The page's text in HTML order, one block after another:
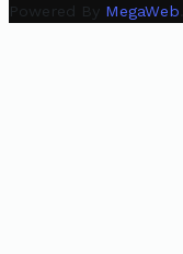
Powered By MegaWeb